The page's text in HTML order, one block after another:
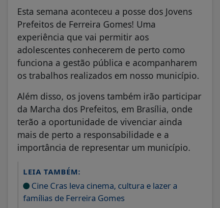
Esta semana aconteceu a posse dos Jovens
Prefeitos de Ferreira Gomes! Uma
experiência que vai permitir aos
adolescentes conhecerem de perto como
funciona a gestão pública e acompanharem
os trabalhos realizados em nosso município.
Além disso, os jovens também irão participar
da Marcha dos Prefeitos, em Brasília, onde
terão a oportunidade de vivenciar ainda
mais de perto a responsabilidade e a
importância de representar um município.
LEIA TAMBÉM:
Cine Cras leva cinema, cultura e lazer a
famílias de Ferreira Gomes